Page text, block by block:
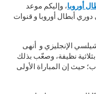
أوروبا، وإليكم موعد
دوري أبطال أوروبا و قنوات
الإنجليزي و أنهى
نظيفة، وصعّب بذلك
حيث إن المباراة الأولى